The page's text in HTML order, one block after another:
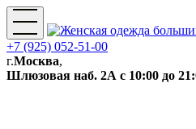
+7 (925) 052-51-00
г.Москва,
Шлюзовая наб. 2А с 10:00 до